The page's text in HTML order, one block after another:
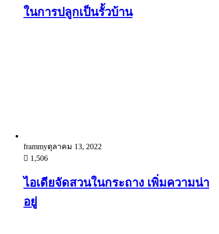
ในการปลูกเป็นรั้วบ้าน
frammyตุลาคม 13, 2022
1,506
ไอเดียจัดสวนในกระถาง เพิ่มความน่า
อยู่